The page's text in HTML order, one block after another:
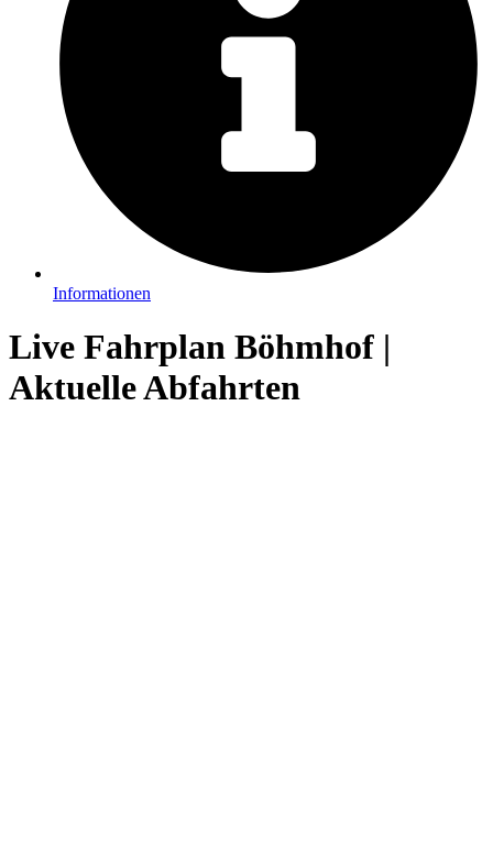
Informationen
Live Fahrplan Böhmhof |
Aktuelle Abfahrten